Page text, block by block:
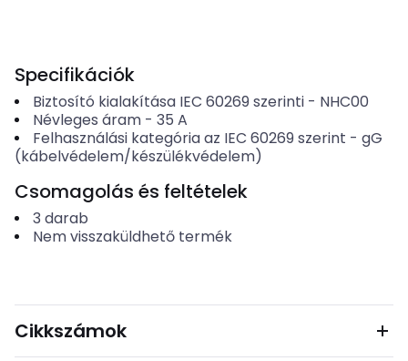
Specifikációk
Biztosító kialakítása IEC 60269 szerinti- NHC00
Névleges áram- 35 A
Felhasználási kategória az IEC 60269 szerint - gG
(kábelvédelem/készülékvédelem)
Csomagolás és feltételek
3 darab
Nem visszaküldhető termék
Cikkszámok